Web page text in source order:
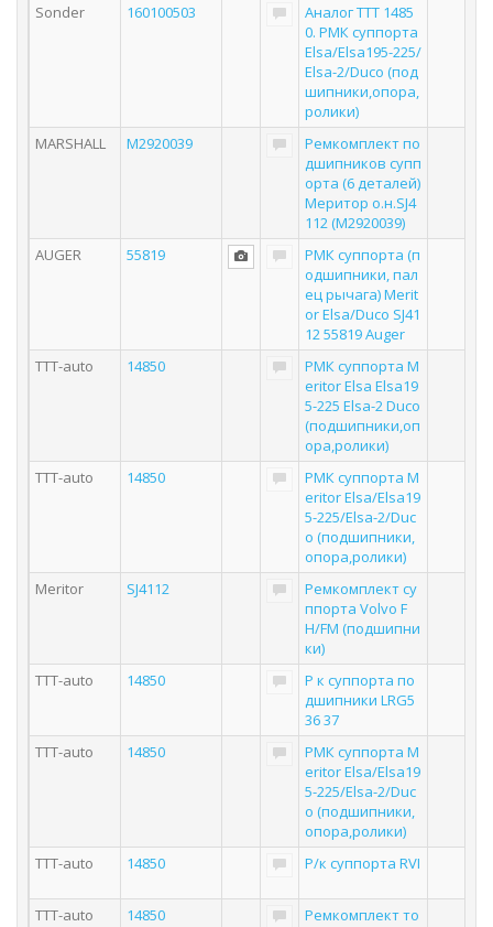
Sonder 160100503
Аналог TTT 1485
0. РМК суппорта
Elsa/Elsa195-225/
Elsa-2/Duco (под
шипники,опора,
ролики)
MARSHALL
M2920039
Ремкомплект по
дшипников супп
орта (6 деталей)
Меритор о.н.SJ4
112 (M2920039)
AUGER
55819
РМК суппорта (п
одшипники, пал
ец рычага) Merit
or Elsa/Duco SJ41
12 55819 Auger
TTT-auto
14850
РМК суппорта M
eritor Elsa Elsa19
5-225 Elsa-2 Duco
(подшипники,оп
ора,ролики)
TTT-auto
14850
РМК суппорта M
eritor Elsa/Elsa19
5-225/Elsa-2/Duc
o (подшипники,
опора,ролики)
Meritor
SJ4112
Ремкомплект су
ппорта Volvo F
H/FM (подшипни
ки)
TTT-auto
14850
Р к суппорта по
дшипники LRG5
36 37
TTT-auto
14850
РМК суппорта M
eritor Elsa/Elsa19
5-225/Elsa-2/Duc
o (подшипники,
опора,ролики)
TTT-auto
14850 Р/к суппорта RVI
TTT-auto 14850
Ремкомплект то